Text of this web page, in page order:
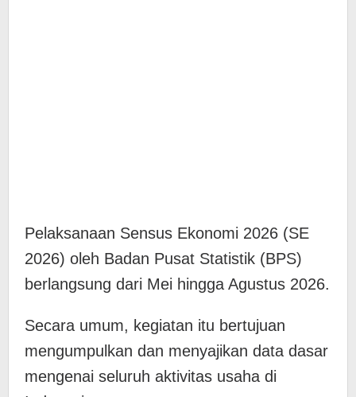
Pelaksanaan Sensus Ekonomi 2026 (SE
2026) oleh Badan Pusat Statistik (BPS)
berlangsung dari Mei hingga Agustus 2026.
Secara umum, kegiatan itu bertujuan
mengumpulkan dan menyajikan data dasar
mengenai seluruh aktivitas usaha di